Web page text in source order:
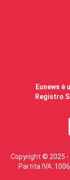
Eunews
Registro
Copyright © 2025 -
Partita IVA: